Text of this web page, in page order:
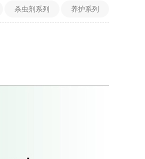
杀虫剂系列 养护系列